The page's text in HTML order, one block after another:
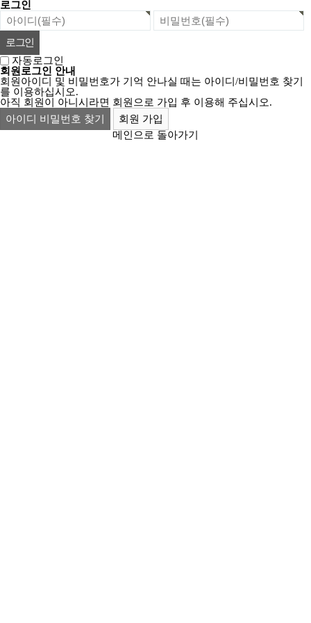
로그인
자동로그인
회원로그인 안내
회원아이디 및 비밀번호가 기억 안나실 때는 아이디/비밀번호 찾기
를 이용하십시오.
아직 회원이 아니시라면 회원으로 가입 후 이용해 주십시오.
아이디 비밀번호 찾기
회원 가입
메인으로 돌아가기